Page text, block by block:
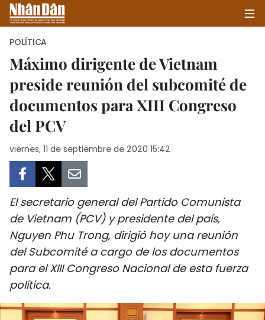
INICIO
POLÍTICA
SALUD - MEDIO AMBIENTE
CULTURA - ENTRETENIMIENTO
INTERNACIONAL
VIAJES
POLÍTICA
Máximo dirigente de Vietnam
preside reunión del subcomité de
documentos para XIII Congreso
del PCV
viernes, 11 de septiembre de 2020 15:42
El secretario general del Partido Comunista
de Vietnam (PCV) y presidente del país,
Nguyen Phu Trong, dirigió hoy una reunión
del Subcomité a cargo de los documentos
para el XIII Congreso Nacional de esta fuerza
política.